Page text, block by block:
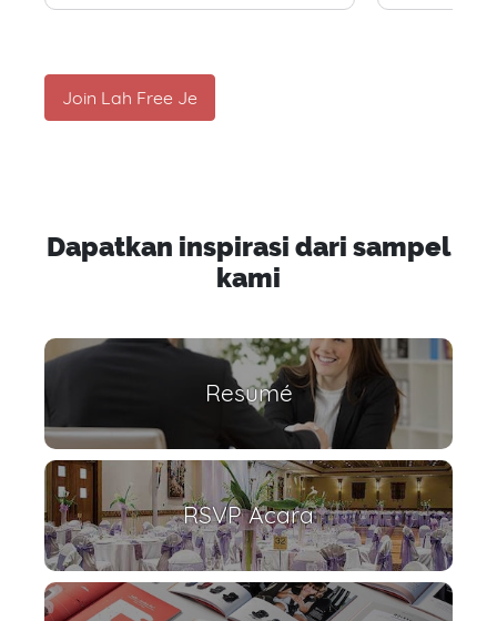
Join Lah Free Je
Dapatkan inspirasi dari sampel
kami
Resumé
RSVP Acara